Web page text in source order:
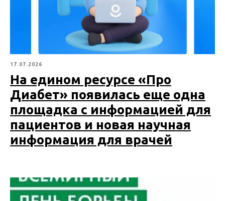
17.07.2026
На едином ресурсе «Про
Диабет» появилась еще одна
площадка с информацией для
пациентов и новая научная
информация для врачей